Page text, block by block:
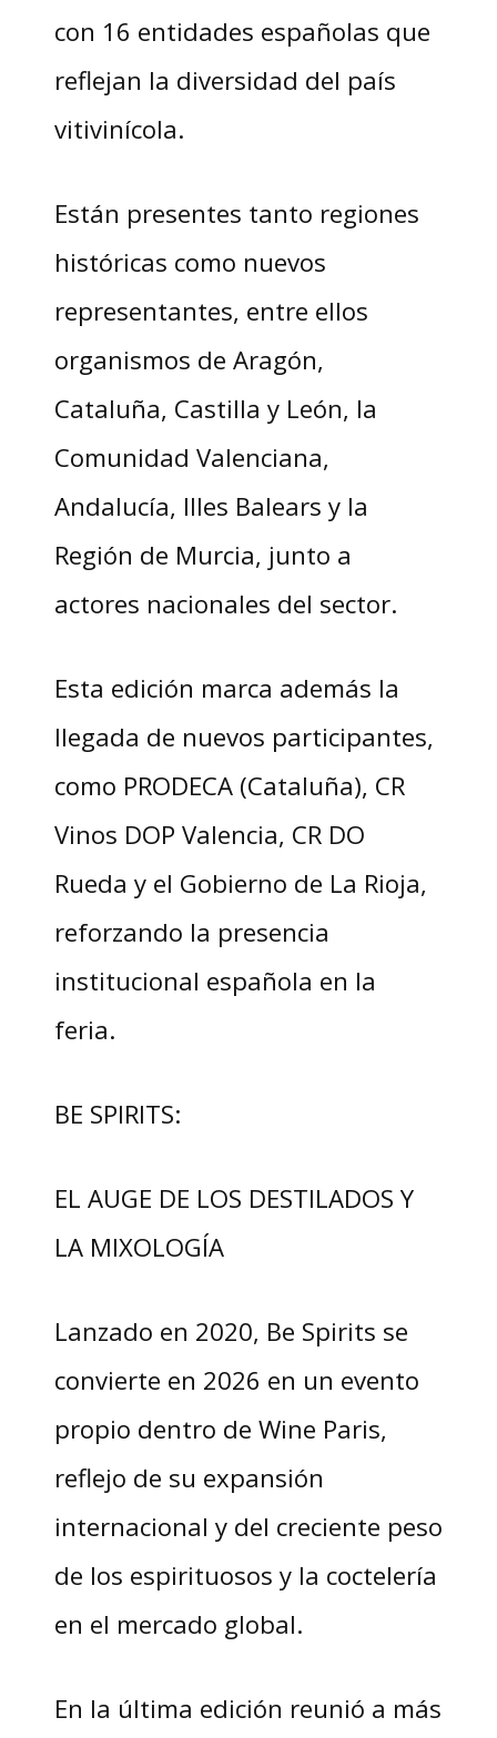
con 16 entidades españolas que
reflejan la diversidad del país
vitivinícola.
Están presentes tanto regiones
históricas como nuevos
representantes, entre ellos
organismos de Aragón,
Cataluña, Castilla y León, la
Comunidad Valenciana,
Andalucía, Illes Balears y la
Región de Murcia, junto a
actores nacionales del sector.
Esta edición marca además la
llegada de nuevos participantes,
como PRODECA (Cataluña), CR
Vinos DOP Valencia, CR DO
Rueda y el Gobierno de La Rioja,
reforzando la presencia
institucional española en la
feria.
BE SPIRITS:
EL AUGE DE LOS DESTILADOS Y
LA MIXOLOGÍA
Lanzado en 2020, Be Spirits se
convierte en 2026 en un evento
propio dentro de Wine Paris,
reflejo de su expansión
internacional y del creciente peso
de los espirituosos y la coctelería
en el mercado global.
En la última edición reunió a más